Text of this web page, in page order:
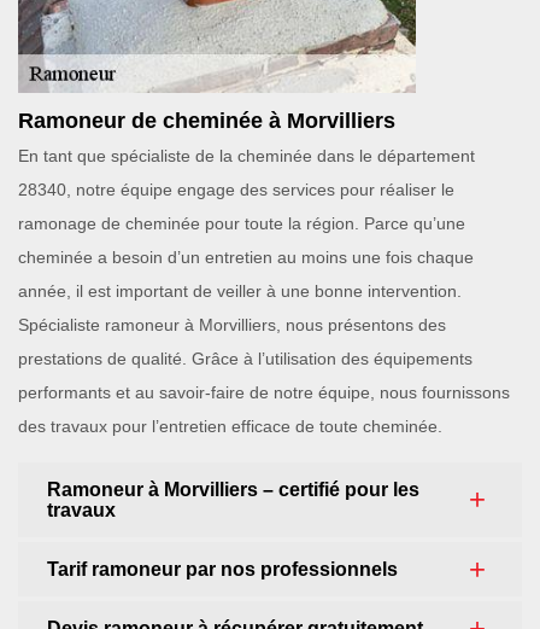
Ramoneur de cheminée à Morvilliers
En tant que spécialiste de la cheminée dans le département
28340, notre équipe engage des services pour réaliser le
ramonage de cheminée pour toute la région. Parce qu’une
cheminée a besoin d’un entretien au moins une fois chaque
année, il est important de veiller à une bonne intervention.
Spécialiste ramoneur à Morvilliers, nous présentons des
prestations de qualité. Grâce à l’utilisation des équipements
performants et au savoir-faire de notre équipe, nous fournissons
des travaux pour l’entretien efficace de toute cheminée.
Ramoneur à Morvilliers – certifié pour les
travaux
Tarif ramoneur par nos professionnels